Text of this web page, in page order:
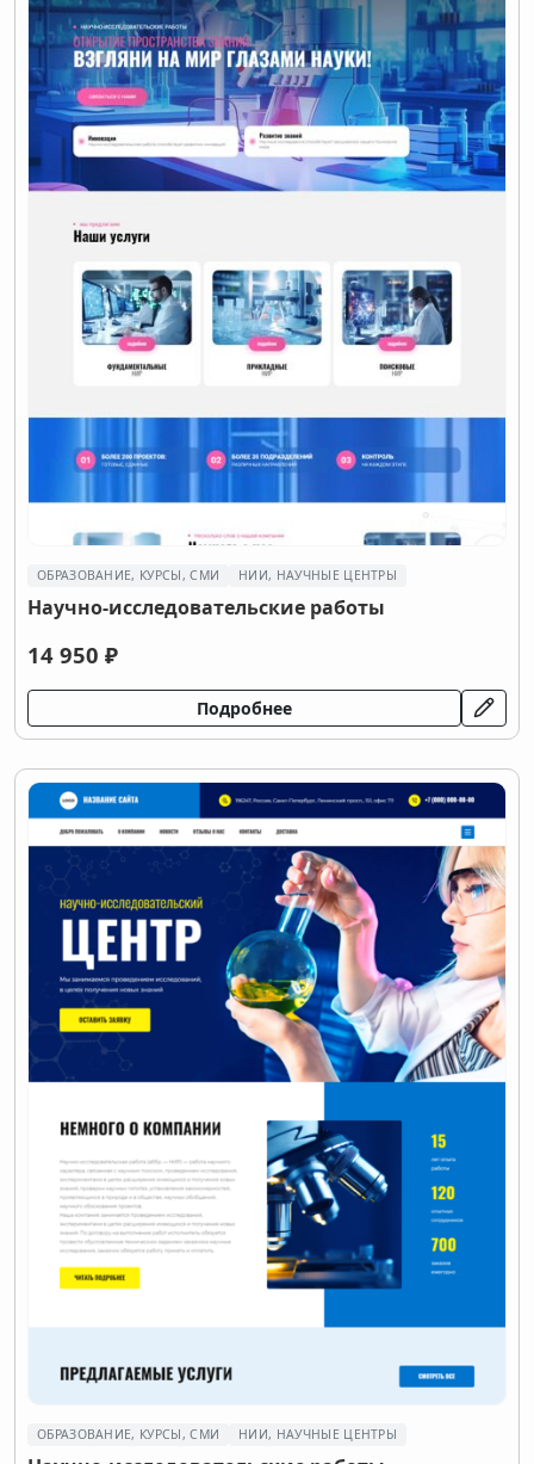
ОБРАЗОВАНИЕ, КУРСЫ, СМИ НИИ, НАУЧНЫЕ ЦЕНТРЫ
Научно-исследовательские работы
14 950 ₽
Подробнее
ОБРАЗОВАНИЕ, КУРСЫ, СМИ НИИ, НАУЧНЫЕ ЦЕНТРЫ